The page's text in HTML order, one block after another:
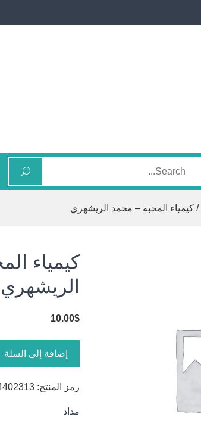
/ كيمياء المحبة – محمد الريشهري
كيمياء
الريشهري
10.00$
إضافة إلى السلة
رمز المنتج:
مداد